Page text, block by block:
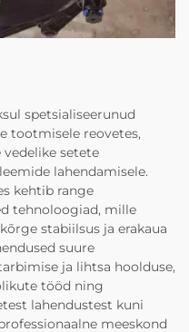
spetsialiseerunud
tootmisele reovetes,
setete
lahendamisele.
kehtib range
tehnoloogiad, mille
stabiilsus ja erakaua
suure
ja lihtsa hoolduse,
tööd ning
lahendustest kuni
meeskond